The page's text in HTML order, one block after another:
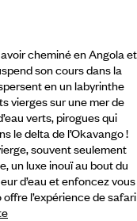
cheminé en Angola et
son cours dans la
en un labyrinthe
vierges sur une mer de
verts, pirogues qui
le delta de l’Okavango !
souvent seulement
un luxe inouï au bout du
d’eau et enfoncez vous
l’expérience de safari